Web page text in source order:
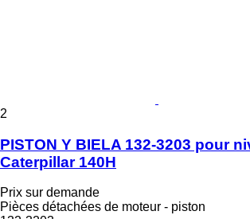
2
PISTON Y BIELA 132-3203 pour
Caterpillar 140H
Prix sur demande
Pièces détachées de moteur - piston